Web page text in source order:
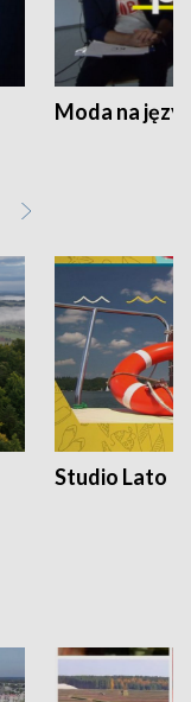
Moda na
Studio Lato